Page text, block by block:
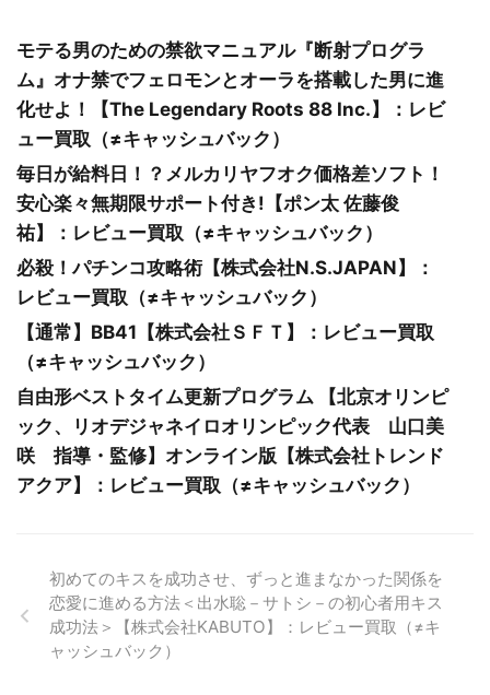
モテる男のための禁欲マニュアル『断射プログラ
ム』オナ禁でフェロモンとオーラを搭載した男に進
化せよ！【The Legendary Roots 88 Inc.】：レビ
ュー買取（≠キャッシュバック）
毎日が給料日！？メルカリヤフオク価格差ソフト！
安心楽々無期限サポート付き!【ポン太 佐藤俊
祐】：レビュー買取（≠キャッシュバック）
必殺！パチンコ攻略術【株式会社N.S.JAPAN】：
レビュー買取（≠キャッシュバック）
【通常】BB41【株式会社ＳＦＴ】：レビュー買取
（≠キャッシュバック）
自由形ベストタイム更新プログラム 【北京オリンピ
ック、リオデジャネイロオリンピック代表 山口美
咲 指導・監修】オンライン版【株式会社トレンド
アクア】：レビュー買取（≠キャッシュバック）
初めてのキスを成功させ、ずっと進まなかった関係を
恋愛に進める方法＜出水聡－サトシ－の初心者用キス
成功法＞【株式会社KABUTO】：レビュー買取（≠キ
ャッシュバック）